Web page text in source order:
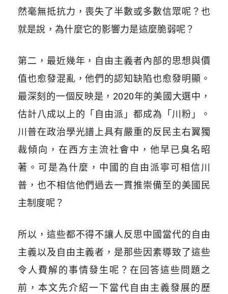
然毫無抵抗力，喪失了半數或多數信眾呢？也
就是說，為什麼它的影響力是這麼脆弱呢？
第二，最近幾年，自由主義者內部的思想與價
值也愈發混亂，他們的認知缺陷也愈發明顯。
最深刻的一個反映是，2020年的美國大選中，
估計八成以上的「自由派」都成為「川粉」。
川普在政治學光譜上具有嚴重的反民主右翼獨
裁傾向，在西方主流社會中，他早已臭名昭
著。可是為什麼，中國的自由派寧可相信川
普，也不相信他們過去一貫推崇備至的美國民
主制度呢？
所以，這些都不得不讓人反思中國當代的自由
主義以及自由主義者，是那些因素導致了這些
令人費解的事情發生呢？在回答這些問題之
前，本文先介紹一下當代自由主義發展的歷